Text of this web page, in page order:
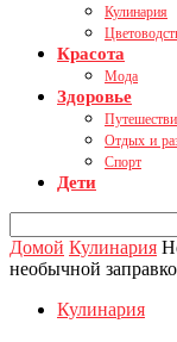
Кулинария
Красота
Мода
Здоровье
Отдых и
Спорт
Дети
Домой Кулинария
необычной
Кулинария